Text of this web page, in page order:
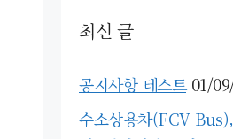
최신 글
공지사항 테스트 01/
수소상용차(FCV